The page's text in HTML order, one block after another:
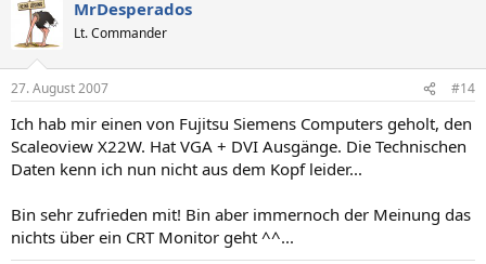
MrDesperados
Lt. Commander
27. August 2007 #14
Ich hab mir einen von Fujitsu Siemens Computers geholt, den
Scaleoview X22W. Hat VGA + DVI Ausgänge. Die Technischen
Daten kenn ich nun nicht aus dem Kopf leider...
Bin sehr zufrieden mit! Bin aber immernoch der Meinung das
nichts über ein CRT Monitor geht ^^...